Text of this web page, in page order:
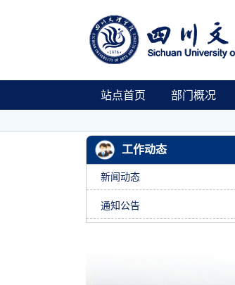
站点首页 部门概况
工作动态
新闻动态
通知公告